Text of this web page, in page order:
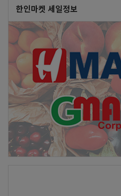
한인마켓 세일정보